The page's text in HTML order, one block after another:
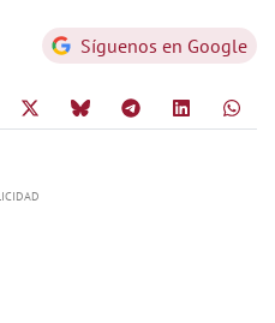
Síguenos en Google